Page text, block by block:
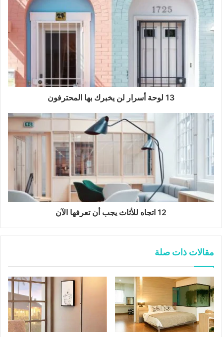
13 لوحة أسرار لن يخبرك بها المحترفون
12 اتجاه للأثاث يجب أن تعرفها الآن
مقالات ذات صلة